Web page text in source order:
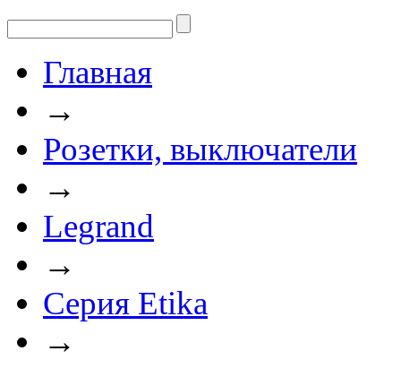
Главная
→
Розетки, выключатели
→
Legrand
→
Серия Etika
→